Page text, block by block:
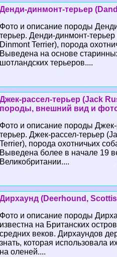
Денди-динмонт-терьер
Фото и описание породы
терьер. Денди-динмонт-
Dinmont Terrier), порода
Выведена на основе
шотландских терьеров....
Джек-рассел-терьер (Jack
породы, внешний вид и
Фото и описание породы Джек-
терьер. Джек-рассел-терьер
Terrier), порода охотничьих
Выведена более в начале 19
Великобритании....
Дирхаунд (Deerhound,
Фото и описание породы
известна на Британских
средних веков. Дирхаундов
знать, которая использовала
на оленей....